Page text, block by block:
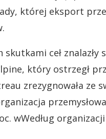
której eksport
ceł
który ostrzegł
zrezygnowała ze
wWedług